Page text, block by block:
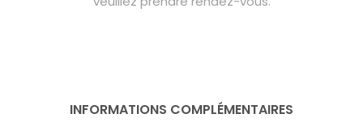
INFORMATIONS COMPLÉMENTAIRES